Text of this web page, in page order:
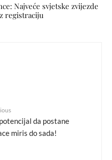
Najveće svjetske zvijezde
registraciju
da postane
miris do sada!